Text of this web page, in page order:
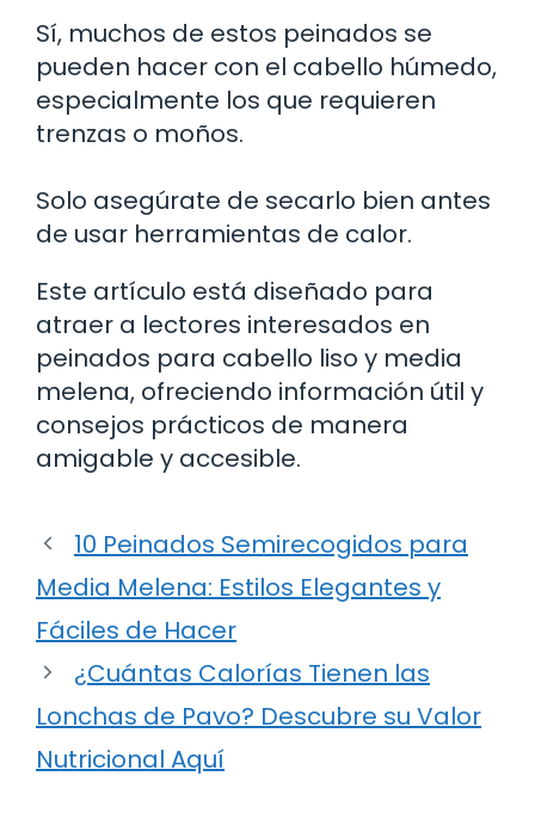
Sí, muchos de estos peinados se
pueden hacer con el cabello húmedo,
especialmente los que requieren
trenzas o moños.
Solo asegúrate de secarlo bien antes
de usar herramientas de calor.
Este artículo está diseñado para
atraer a lectores interesados en
peinados para cabello liso y media
melena, ofreciendo información útil y
consejos prácticos de manera
amigable y accesible.
10 Peinados Semirecogidos para
Media Melena: Estilos Elegantes y
Fáciles de Hacer
¿Cuántas Calorías Tienen las
Lonchas de Pavo? Descubre su Valor
Nutricional Aquí